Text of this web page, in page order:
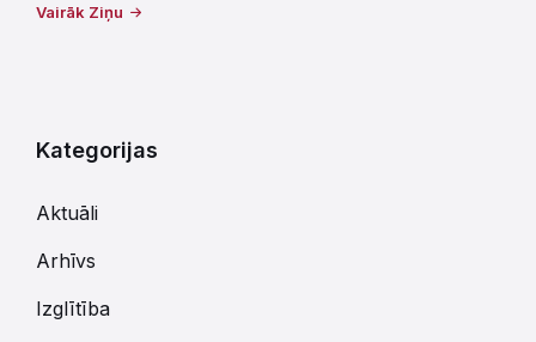
Vairāk Ziņu
Kategorijas
Aktuāli
Arhīvs
Izglītība